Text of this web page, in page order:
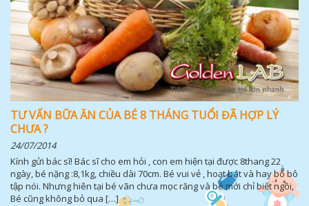
TƯ VẤN BỮA ĂN CỦA BÉ 8 THÁNG TUỔI ĐÃ HỢP LÝ
CHƯA ?
24/07/2014
Kính gửi bác sĩ! Bác sĩ cho em hỏi , con em hiện tại được 8thang 22
ngày, bé nặng :8,1kg, chiều dài 70cm. Bé vui vẻ , hoạt bát và hay bô bô
tập nói. Nhưng hiên tại bé vãn chưa mọc răng và bé mới chỉ biết ngồi,
Bé cũng không bỏ qua […]